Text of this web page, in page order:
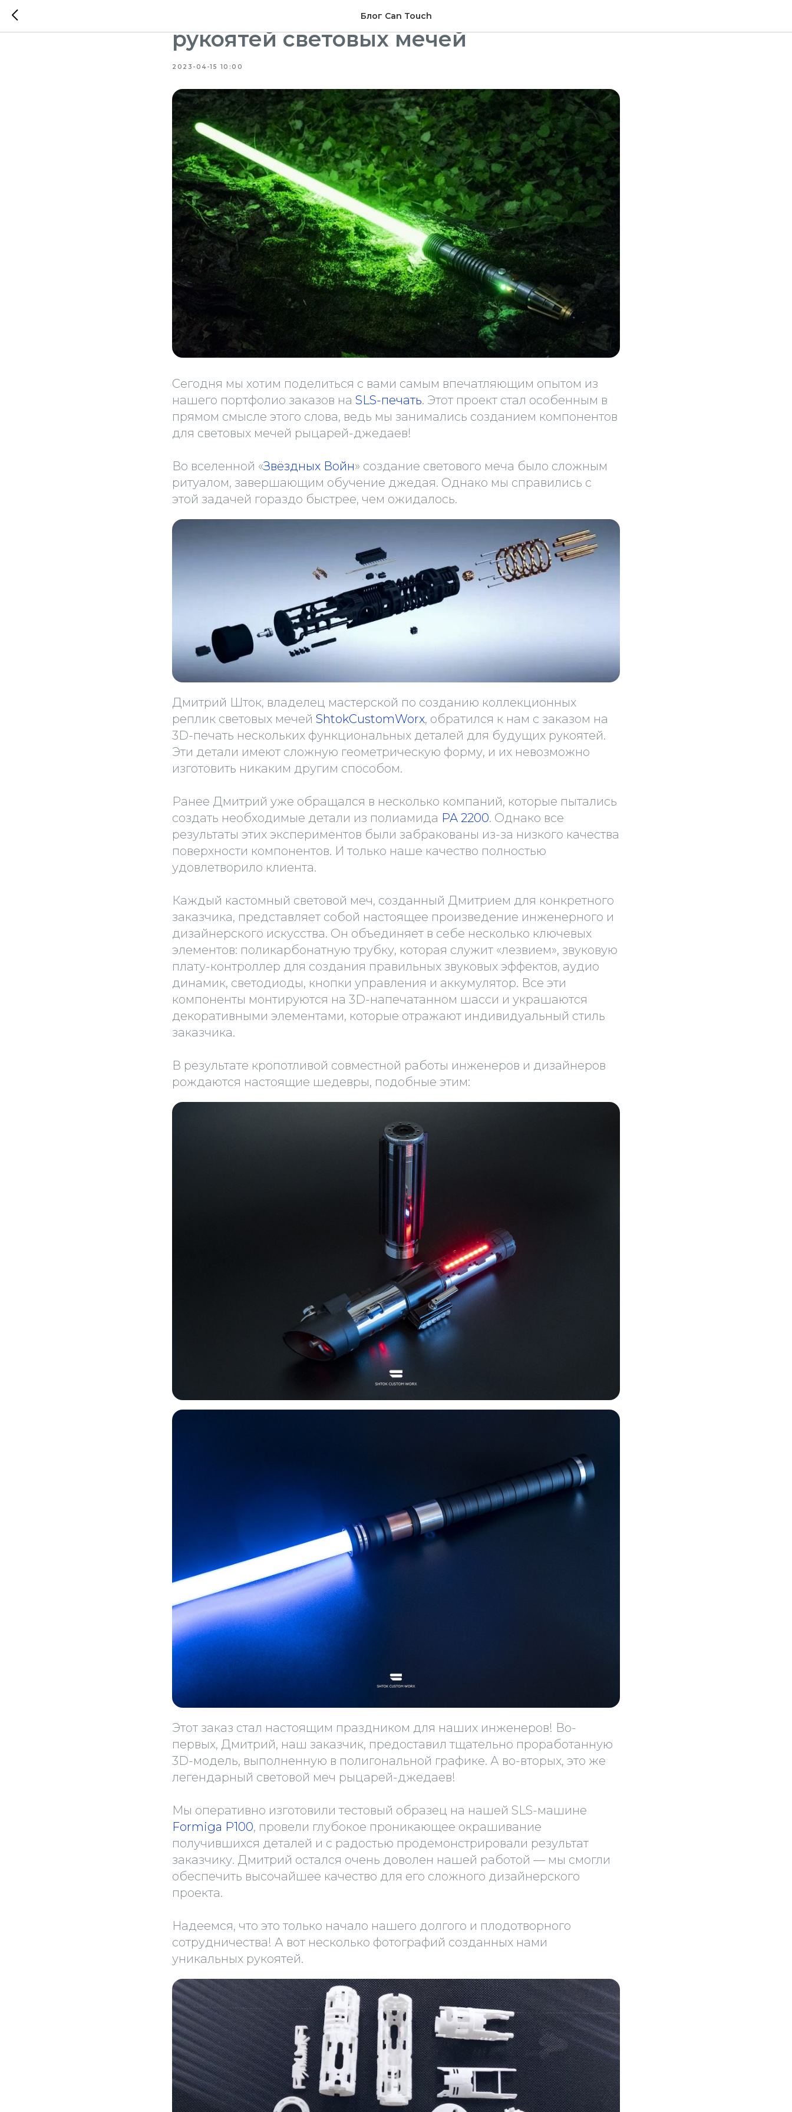
Блог Can Touch
3D-печать дизайнерских деталей для
рукоятей световых мечей
2023-04-15 10:00
Сегодня мы хотим поделиться с вами самым впечатляющим опытом из
нашего портфолио заказов на SLS-печать. Этот проект стал особенным в
прямом смысле этого слова, ведь мы занимались созданием компонентов
для световых мечей рыцарей-джедаев!
Во вселенной «Звёздных Войн» создание светового меча было сложным
ритуалом, завершающим обучение джедая. Однако мы справились с
этой задачей гораздо быстрее, чем ожидалось.
Дмитрий Шток, владелец мастерской по созданию коллекционных
реплик световых мечей ShtokCustomWorx, обратился к нам с заказом на
3D-печать нескольких функциональных деталей для будущих рукоятей.
Эти детали имеют сложную геометрическую форму, и их невозможно
изготовить никаким другим способом.
Ранее Дмитрий уже обращался в несколько компаний, которые пытались
создать необходимые детали из полиамида PA 2200. Однако все
результаты этих экспериментов были забракованы из-за низкого качества
поверхности компонентов. И только наше качество полностью
удовлетворило клиента.
Каждый кастомный световой меч, созданный Дмитрием для конкретного
заказчика, представляет собой настоящее произведение инженерного и
дизайнерского искусства. Он объединяет в себе несколько ключевых
элементов: поликарбонатную трубку, которая служит «лезвием», звуковую
плату-контроллер для создания правильных звуковых эффектов, аудио
динамик, светодиоды, кнопки управления и аккумулятор. Все эти
компоненты монтируются на 3D-напечатанном шасси и украшаются
декоративными элементами, которые отражают индивидуальный стиль
заказчика.
В результате кропотливой совместной работы инженеров и дизайнеров
рождаются настоящие шедевры, подобные этим:
Этот заказ стал настоящим праздником для наших инженеров! Во-
первых, Дмитрий, наш заказчик, предоставил тщательно проработанную
3D-модель, выполненную в полигональной графике. А во-вторых, это же
легендарный световой меч рыцарей-джедаев!
Мы оперативно изготовили тестовый образец на нашей SLS-машине
Formiga P100, провели глубокое проникающее окрашивание
получившихся деталей и с радостью продемонстрировали результат
заказчику. Дмитрий остался очень доволен нашей работой — мы смогли
обеспечить высочайшее качество для его сложного дизайнерского
проекта.
Надеемся, что это только начало нашего долгого и плодотворного
сотрудничества! А вот несколько фотографий созданных нами
уникальных рукоятей.